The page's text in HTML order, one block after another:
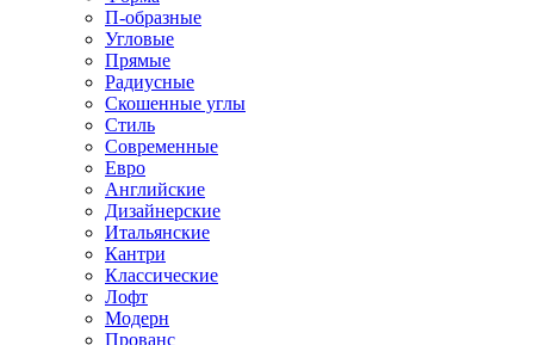
П-образные
Угловые
Прямые
Радиусные
Скошенные углы
Стиль
Современные
Евро
Английские
Дизайнерские
Итальянские
Кантри
Классические
Лофт
Модерн
Прованс